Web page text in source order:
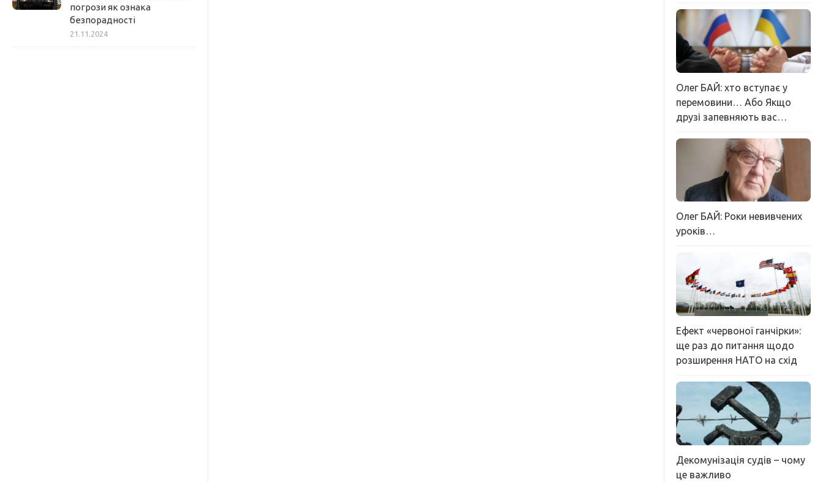
погрози як ознака
безпорадності
21.11.2024
Олег БАЙ: хто вступає у
перемовини… Або Якщо
друзі запевняють вас…
Олег БАЙ: Роки невивчених
уроків…
Ефект «червоної ганчірки»:
ще раз до питання щодо
розширення НАТО на схід
Декомунізація судів – чому
це важливо